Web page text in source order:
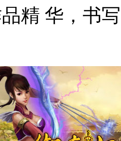
精 华，书